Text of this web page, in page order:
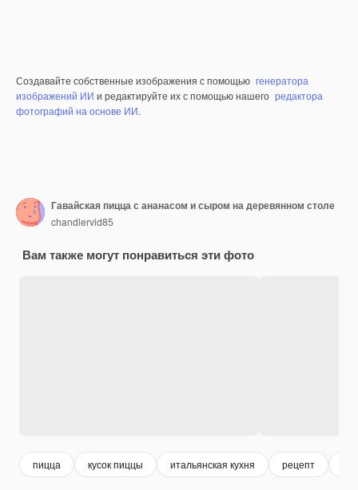
Создавайте собственные изображения с помощью генератора
изображений ИИ и редактируйте их с помощью нашего редактора
фотографий на основе ИИ.
Гавайская пицца с ананасом и сыром на деревянном столе
chandlervid85
Вам также могут понравиться эти фото
пицца кусок пиццы итальянская кухня рецепт